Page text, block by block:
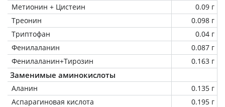
Метионин + Цистеин
0.09 г
Треонин
0.098 г
Триптофан
0.04 г
Фенилаланин
0.087 г
Фенилаланин+Тирозин
0.163 г
Заменимые аминокислоты
Аланин
0.135 г
Аспарагиновая кислота
0.195 г